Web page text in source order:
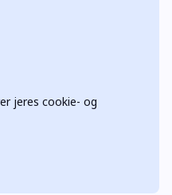
jeres cookie- og